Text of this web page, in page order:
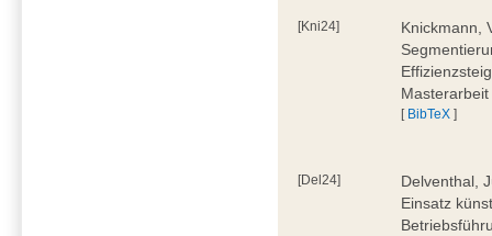
[Kni24]
Knickmann,
[ BibTeX ]
[Del24]
Delventhal,
Einsatz